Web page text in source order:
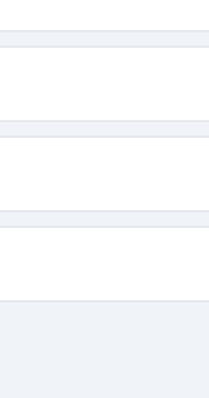
giá theo số lượng.